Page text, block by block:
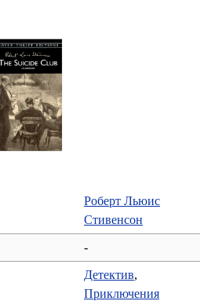
Роберт Льюис
Стивенсон
-
Детектив,
Приключения